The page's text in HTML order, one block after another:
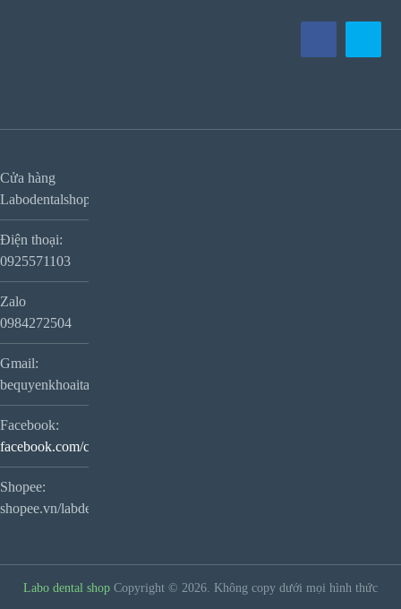
Cửa hàng
Labodentalshop
Điện thoại:
0925571103
Zalo
0984272504
Gmail:
bequyenkhoaitay@gmail.com
Facebook:
facebook.com/camquyen1996
Shopee:
shopee.vn/labdentalshop
Labo dental shop Copyright © 2026. Không copy dưới mọi hình thức